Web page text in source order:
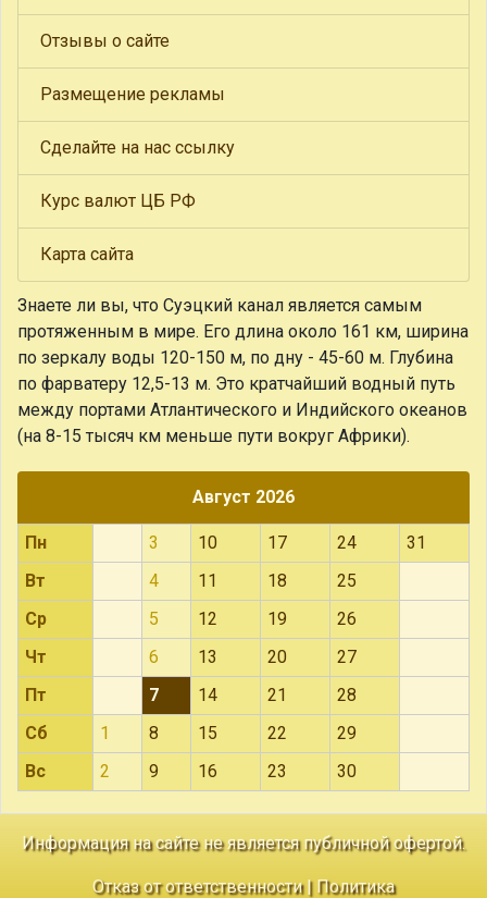
Отзывы о сайте
Размещение рекламы
Сделайте на нас ссылку
Курс валют ЦБ РФ
Карта сайта
Знаете ли вы, что Суэцкий канал является самым
протяженным в мире. Его длина около 161 км, ширина
по зеркалу воды 120-150 м, по дну - 45-60 м. Глубина
по фарватеру 12,5-13 м. Это кратчайший водный путь
между портами Атлантического и Индийского океанов
(на 8-15 тысяч км меньше пути вокруг Африки).
Август 2026
Пн 3 10 17 24
31
Вт
4 11 18
25
Ср
5 12 19
26
Чт
6 13 20
27
Пт
7 14 21
28
Сб
1 8 15 22
29
Вс
2 9 16 23 30
Информация на сайте не является публичной офертой.
Отказ от ответственности| Политика